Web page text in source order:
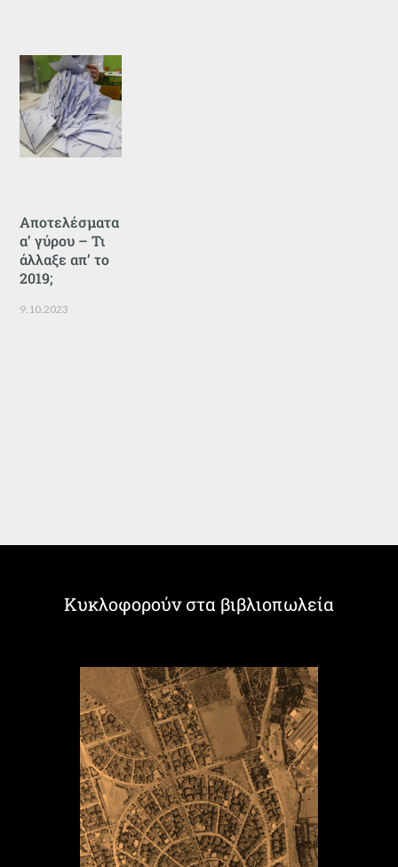
Αποτελέσματα
α’ γύρου – Τι
άλλαξε απ’ το
2019;
9.10.2023
Κυκλοφορούν στα βιβλιοπωλεία